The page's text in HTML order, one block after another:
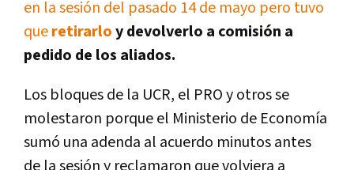
en la sesión del pasado 14 de mayo pero tuvo
queretirarloy devolverlo a comisión a
pedido de los aliados.
Los bloques de la UCR, el PRO y otros se
molestaron porque el Ministerio de Economía
sumó una adenda al acuerdo minutos antes